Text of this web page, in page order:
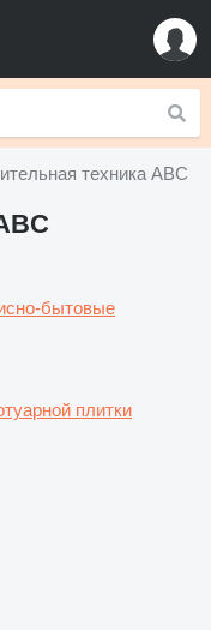
техника ABC
бытовые
плитки